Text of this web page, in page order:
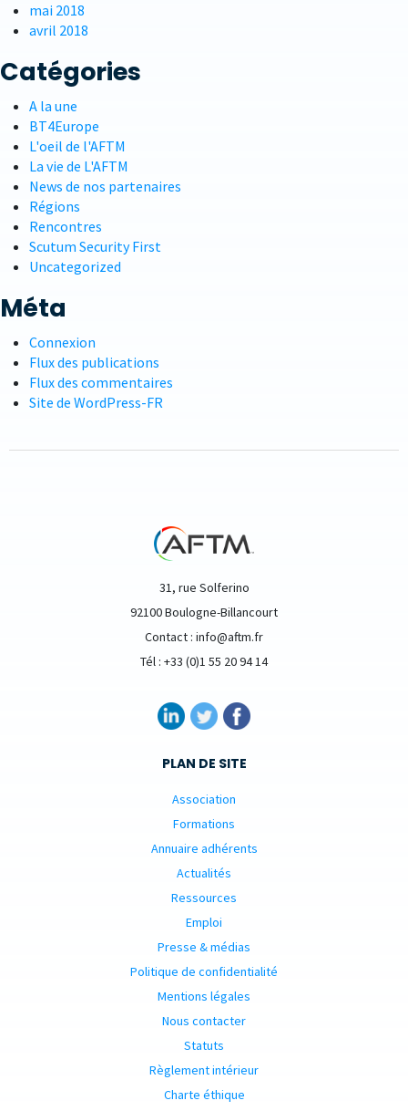
mai 2018
avril 2018
Catégories
A la une
BT4Europe
L'oeil de l'AFTM
La vie de L'AFTM
News de nos partenaires
Régions
Rencontres
Scutum Security First
Uncategorized
Méta
Connexion
Flux des publications
Flux des commentaires
Site de WordPress-FR
31, rue Solferino
92100 Boulogne-Billancourt
Contact : info@aftm.fr
Tél : +33 (0)1 55 20 94 14
PLAN DE SITE
Association
Formations
Annuaire adhérents
Actualités
Ressources
Emploi
Presse & médias
Politique de confidentialité
Mentions légales
Nous contacter
Statuts
Règlement intérieur
Charte éthique